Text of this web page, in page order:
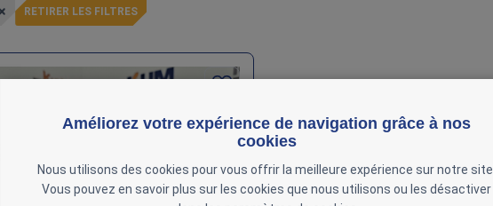
RETIRER LES FILTRES
Améliorez votre expérience de navigation grâce à nos
cookies
Nous utilisons des cookies pour vous offrir la meilleure expérience sur notre site.
Vous pouvez en savoir plus sur les cookies que nous utilisons ou les désactiver